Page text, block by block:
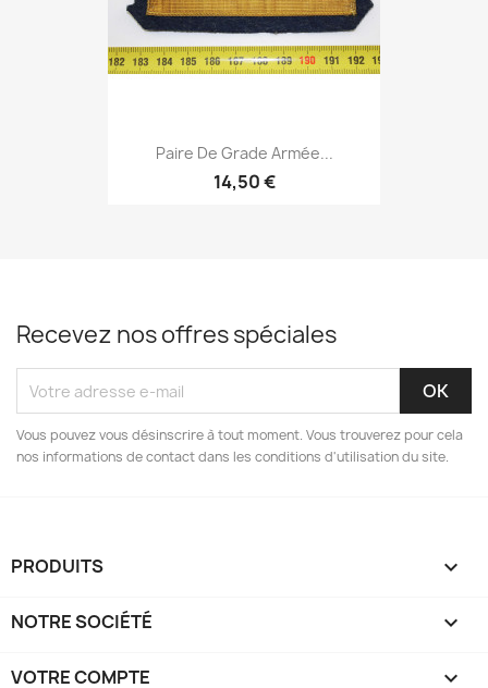
Paire De Grade Armée...
14,50 €
Recevez nos offres spéciales
Vous pouvez vous désinscrire à tout moment. Vous trouverez pour cela
nos informations de contact dans les conditions d'utilisation du site.
PRODUITS 
NOTRE SOCIÉTÉ 
VOTRE COMPTE 